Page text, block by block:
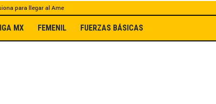
para llegar al Ame
MX FEMENIL FUERZAS BÁSICAS